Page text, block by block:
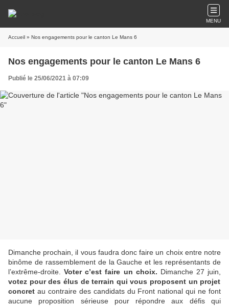
MENU
Accueil » Nos engagements pour le canton Le Mans 6
Nos engagements pour le canton Le Mans 6
Publié le 25/06/2021 à 07:09
Dimanche prochain, il vous faudra donc faire un choix entre notre
binôme de rassemblement de la Gauche et les représentants de
l’extrême-droite.Voter c’est faire un choix. Dimanche 27 juin,
votez pour des élus de terrain qui vous proposent un projet
concret au contraire des candidats du Front national qui ne font
aucune proposition sérieuse pour répondre aux défis qui